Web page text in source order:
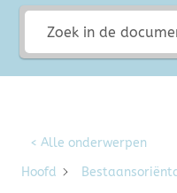
< Alle onderwerpen
Hoofd